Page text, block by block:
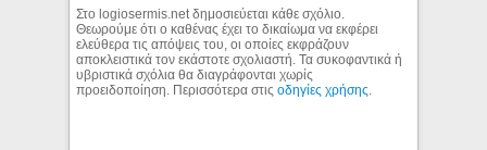
Στο logiosermis.net δημοσιεύεται κάθε σχόλιο.
Θεωρούμε ότι ο καθένας έχει το δικαίωμα να εκφέρει
ελεύθερα τις απόψεις του, οι οποίες εκφράζουν
αποκλειστικά τον εκάστοτε σχολιαστή. Τα συκοφαντικά ή
υβριστικά σχόλια θα διαγράφονται χωρίς
προειδοποίηση. Περισσότερα στιςοδηγίες χρήσης